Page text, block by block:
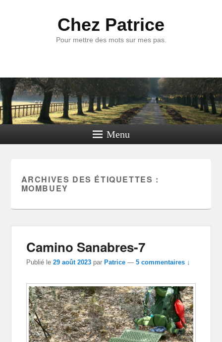
Chez Patrice
Pour mettre des mots sur mes pas.
Menu
ARCHIVES DES ÉTIQUETTES :
MOMBUEY
Camino Sanabres-7
Publié le29 août 2023 par Patrice —5 commentaires ↓